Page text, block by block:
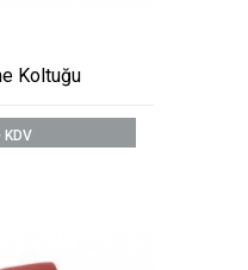
Koltuğu
KDV